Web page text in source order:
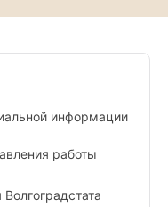
информации
работы